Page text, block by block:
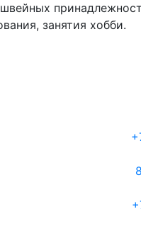
занятия хобби.